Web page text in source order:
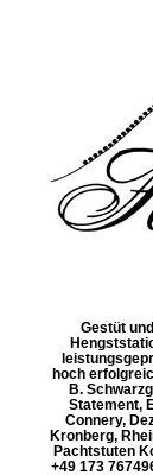
Gestüt
hoch
B.
Statement,
Connery,
Kronberg,
Pachtstuten
+49 173